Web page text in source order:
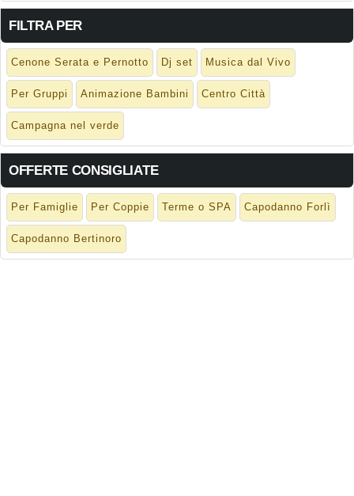
FILTRA PER
Cenone Serata e Pernotto Dj set Musica dal Vivo
Per Gruppi Animazione Bambini Centro Città
Campagna nel verde
OFFERTE CONSIGLIATE
Per Famiglie Per Coppie Terme o SPA Capodanno Forlì
Capodanno Bertinoro